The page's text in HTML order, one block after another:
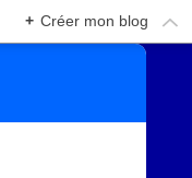
+ Créer mon blog